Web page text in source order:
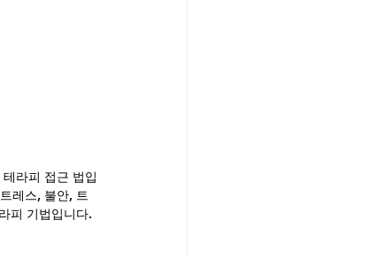
라피 접근 법입
레스, 불안, 트
피 기법입니다.